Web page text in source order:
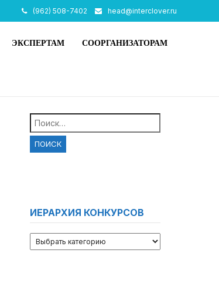
(962) 508-7402 head@interclover.ru
ЭКСПЕРТАМ СООРГАНИЗАТОРАМ
Найти:
ИЕРАРХИЯ КОНКУРСОВ